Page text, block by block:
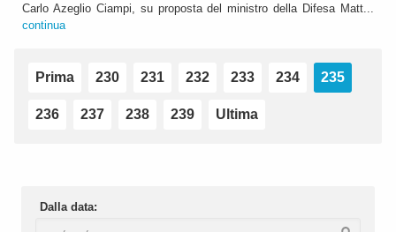
Carlo Azeglio Ciampi, su proposta del ministro della Difesa Matt...
continua
Prima 230 231 232 233 234 235
236 237 238 239 Ultima
Dalla data: